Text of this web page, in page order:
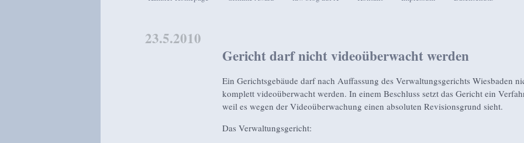
Gericht darf nicht videoüberwacht werden
23.5.2010
Ein Gerichtsgebäude darf nach Auffassung des Verwaltungsgerichts Wiesbaden
komplett videoüberwacht werden. In einem Beschluss setzt das Gericht ein
weil es wegen der Videoüberwachung einen absoluten Revisionsgrund sieht.
Das Verwaltungsgericht: